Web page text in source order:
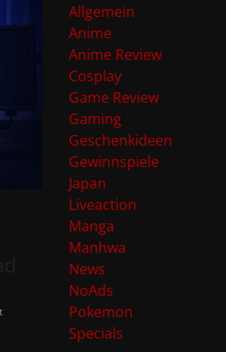
Allgemein
Anime
Anime Review
Cosplay
Game Review
Gaming
Geschenkideen
Gewinnspiele
Japan
Liveaction
Manga
Manhwa
News
NoAds
Pokemon
Specials